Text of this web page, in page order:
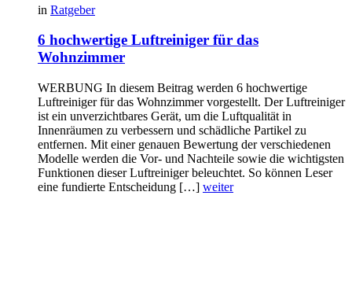
in Ratgeber
6 hochwertige Luftreiniger für das
Wohnzimmer
WERBUNG In diesem Beitrag werden 6 hochwertige
Luftreiniger für das Wohnzimmer vorgestellt. Der Luftreiniger
ist ein unverzichtbares Gerät, um die Luftqualität in
Innenräumen zu verbessern und schädliche Partikel zu
entfernen. Mit einer genauen Bewertung der verschiedenen
Modelle werden die Vor- und Nachteile sowie die wichtigsten
Funktionen dieser Luftreiniger beleuchtet. So können Leser
eine fundierte Entscheidung […] weiter